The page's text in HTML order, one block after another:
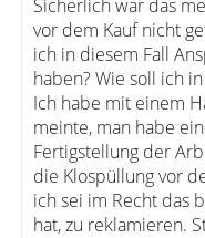
Sicherlich war das
vor dem Kauf nicht
ich in diesem Fall
haben? Wie soll ich
Ich habe mit einem
meinte, man habe
Fertigstellung der
die Klospüllung vor
ich sei im Recht das
hat, zu reklamieren.